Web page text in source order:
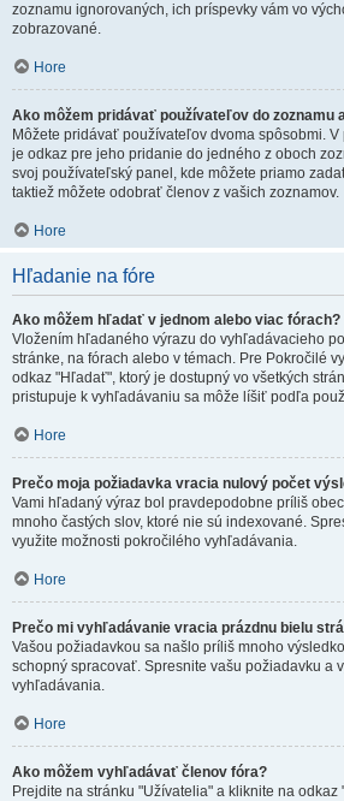
zoznamu ignorovaných, ich príspevky vám vo
zobrazované.
Hore
Ako môžem pridávať používateľov do zoznamu
Môžete pridávať používateľov dvoma spôsobmi.
je odkaz pre jeho pridanie do jedného z oboch
svoj používateľský panel, kde môžete priamo
taktiež môžete odobrať členov z vašich zoznamov.
Hore
Hľadanie na fóre
Ako môžem hľadať v jednom alebo viac fórach?
Vložením hľadaného výrazu do vyhľadávacieho
stránke, na fórach alebo v témach. Pre Pokročilé
odkaz "Hľadať", ktorý je dostupný vo všetkých
pristupuje k vyhľadávaniu sa môže líšiť podľa
Hore
Prečo moja požiadavka vracia nulový počet
Vami hľadaný výraz bol pravdepodobne príliš
mnoho častých slov, ktoré nie sú indexované.
využite možnosti pokročilého vyhľadávania.
Hore
Prečo mi vyhľadávanie vracia prázdnu bielu
Vašou požiadavkou sa našlo príliš mnoho
schopný spracovať. Spresnite vašu požiadavku a
vyhľadávania.
Hore
Ako môžem vyhľadávať členov fóra?
Prejdite na stránku "Užívatelia" a kliknite na